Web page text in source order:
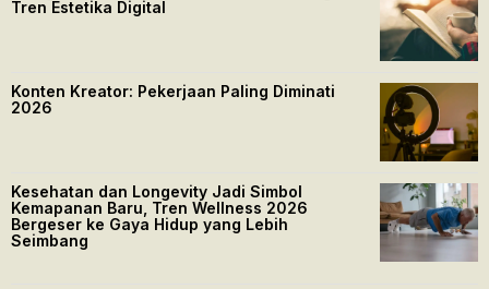
Tren Estetika Digital
Konten Kreator: Pekerjaan Paling Diminati
2026
Kesehatan dan Longevity Jadi Simbol
Kemapanan Baru, Tren Wellness 2026
Bergeser ke Gaya Hidup yang Lebih
Seimbang